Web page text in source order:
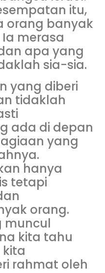
itu,
orang banyak
merasa
apa yang
sia-sia.
yang diberi
tidaklah
ada di depan
yang
hanya
tetapi
orang.
muncul
kita tahu
rahmat oleh